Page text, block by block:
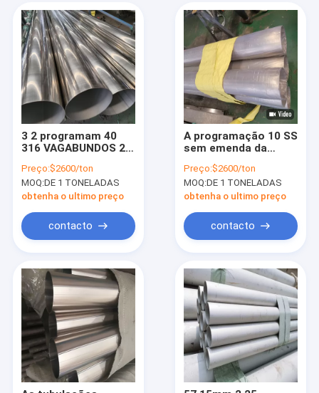
3 2 programam 40
316 VAGABUNDOS 2B
aço inoxidável da
tubulação 12mm
13mm 14mm 15mm
Preço:$2600/ton
MOQ:DE 1 TONELADAS
obtenha o ultimo preço
contacto
A programação 10 SS
sem emenda da
programação 160
conduz o tubo de
aço inoxidável Astm
25mm Od
Preço:$2600/ton
MOQ:DE 1 TONELADAS
obtenha o ultimo preço
contacto